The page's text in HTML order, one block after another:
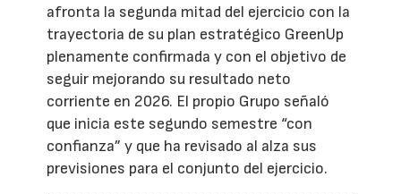
afronta la segunda mitad del ejercicio con la
trayectoria de su plan estratégico GreenUp
plenamente confirmada y con el objetivo de
seguir mejorando su resultado neto
corriente en 2026. El propio Grupo señaló
que inicia este segundo semestre “con
confianza” y que ha revisado al alza sus
previsiones para el conjunto del ejercicio.